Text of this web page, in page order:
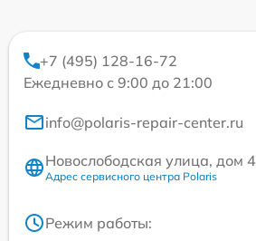
+7 (495) 128-16-72
Ежедневно с 9:00 до 21:00
info@polaris-repair-center.ru
Новослободская улица, дом 4
Адрес сервисного центра Polaris
Режим работы: